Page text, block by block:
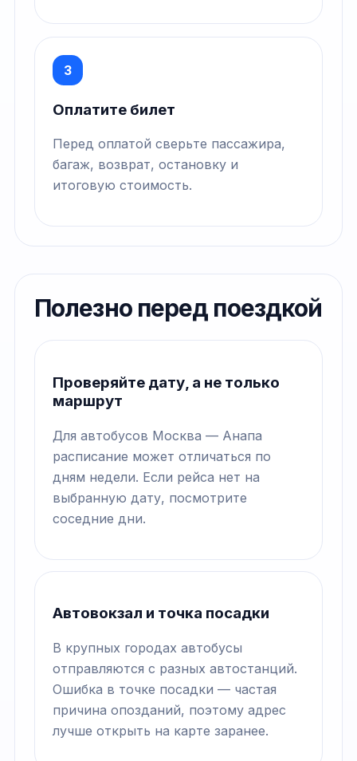
3
Оплатите билет
Перед оплатой сверьте пассажира,
багаж, возврат, остановку и
итоговую стоимость.
Полезно перед поездкой
Проверяйте дату, а не только
маршрут
Для автобусов Москва — Анапа
расписание может отличаться по
дням недели. Если рейса нет на
выбранную дату, посмотрите
соседние дни.
Автовокзал и точка посадки
В крупных городах автобусы
отправляются с разных автостанций.
Ошибка в точке посадки — частая
причина опозданий, поэтому адрес
лучше открыть на карте заранее.